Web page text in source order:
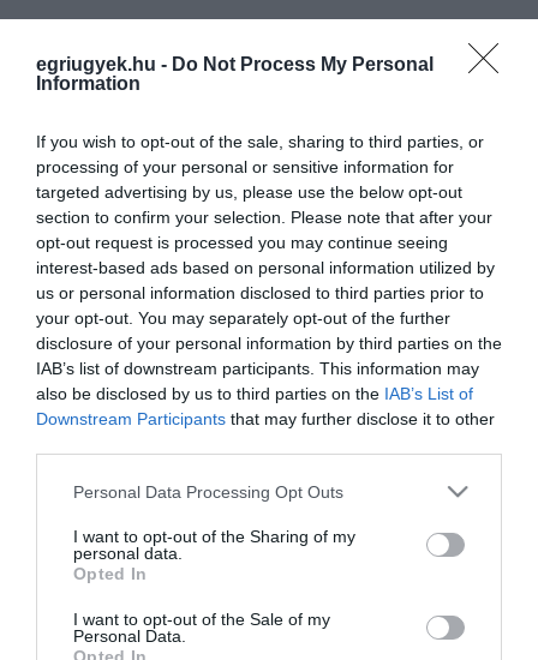
egriugyek.hu - Do Not Process My Personal
Information
If you wish to opt-out of the sale, sharing to third parties, or
processing of your personal or sensitive information for
targeted advertising by us, please use the below opt-out
section to confirm your selection. Please note that after your
opt-out request is processed you may continue seeing
interest-based ads based on personal information utilized by
us or personal information disclosed to third parties prior to
your opt-out. You may separately opt-out of the further
disclosure of your personal information by third parties on the
IAB’s list of downstream participants. This information may
also be disclosed by us to third parties on the IAB’s List of
Downstream Participants that may further disclose it to other
Please note that this website/app uses one or more Google
not limited to your visit or usage behaviour. You may click to
grant or deny consent to Google and its third-party tags to
use your data for below specified purposes in below Google
consent section.
Personal Data Processing Opt Outs
I want to opt-out of the Sharing of my
personal data.
Opted In
I want to opt-out of the Sale of my
Personal Data.
NÉPSZERŰBB AZ ELLENZÉK A FIDESZNÉL, CSAK HÁT SZAVAZNI,
AZT SOKAN NEM FOGNAK
2021. augusztus 26
mozgósítással a Fidesz áll jobban a ZRI Závecz Research Intézet
felmérése szerint, írja a HVG. Azt írják, hogy nyáron csak kis
válto...
KINEK A SZAVAZÓI KÖZÖTT VAN A LEGTÖBB IDŐS, FIATAL ÉS
DIPLOMÁS? ÍGY NÉZNEK KI A PÁRTOK TÁBORAI
2021. augusztus 27|Mindenki ügye
A liberális politikai thinktank, a Republikon Intézet arra vállalkozott
az augusztus 26-án publikált kutatásában, hogy feltérképezze, –
hogyan kapcsolódik össze a választópolgárok világnézete...
MEKKORÁK LEHETNEK AZ ELLENZÉKI FRAKCIÓK A VÁLASZTÁS
2021. december 16| Mindenki ügye
A Republikon Intézet a legújabb kutatásában összeöntötte az
előválasztás eredményeit, több közvélemény-kutatást és az egyik
korábbi saját kutatásának eredményeit, hogy megbecsülje,
mekkorák le...